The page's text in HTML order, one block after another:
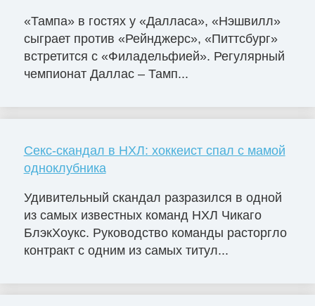
«Тампа» в гостях у «Далласа», «Нэшвилл»
сыграет против «Рейнджерс», «Питтсбург»
встретится с «Филадельфией». Регулярный
чемпионат Даллас – Тамп...
Секс-скандал в НХЛ: хоккеист спал с мамой
одноклубника
Удивительный скандал разразился в одной
из самых известных команд НХЛ Чикаго
БлэкХоукс. Руководство команды расторгло
контракт с одним из самых титул...